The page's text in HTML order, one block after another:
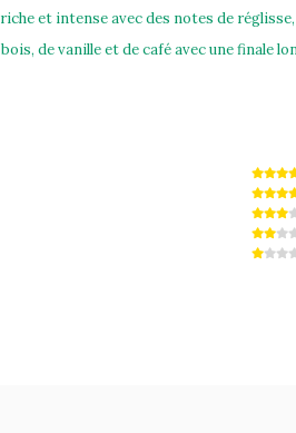
et intense avec des notes de
de vanille et de café avec une finale